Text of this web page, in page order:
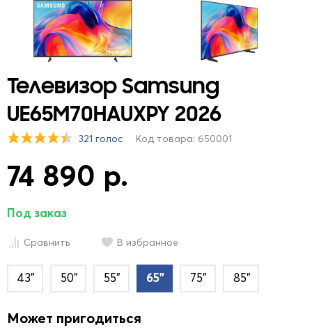
Телевизор Samsung
UE65M70HAUXPY 2026
321 голос Код товара: 650001
74 890 р.
Под заказ
Сравнить В избранное
43" 50" 55" 65" 75" 85"
Может пригодиться